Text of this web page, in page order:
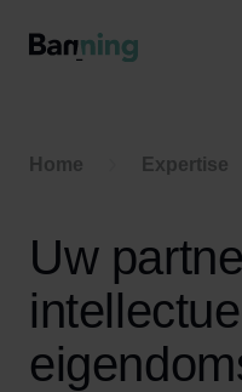
Home Expertise
Uw